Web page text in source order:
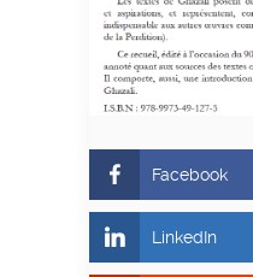
Facebook
LinkedIn